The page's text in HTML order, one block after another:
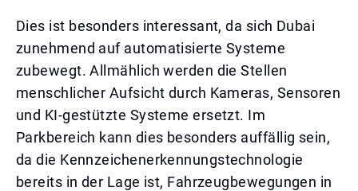
Dies ist besonders interessant, da sich Dubai
zunehmend auf automatisierte Systeme
zubewegt. Allmählich werden die Stellen
menschlicher Aufsicht durch Kameras, Sensoren
und KI-gestützte Systeme ersetzt. Im
Parkbereich kann dies besonders auffällig sein,
da die Kennzeichenerkennungstechnologie
bereits in der Lage ist, Fahrzeugbewegungen in